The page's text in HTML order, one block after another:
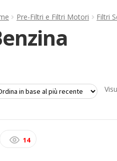
Pre-Filtri e Filtri Motori Filtri
14